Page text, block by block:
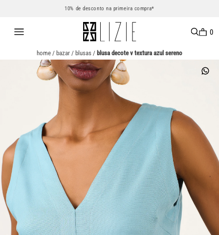
10% de desconto na primeira compra*
0
home / bazar / blusas / blusa decote v textura azul sereno